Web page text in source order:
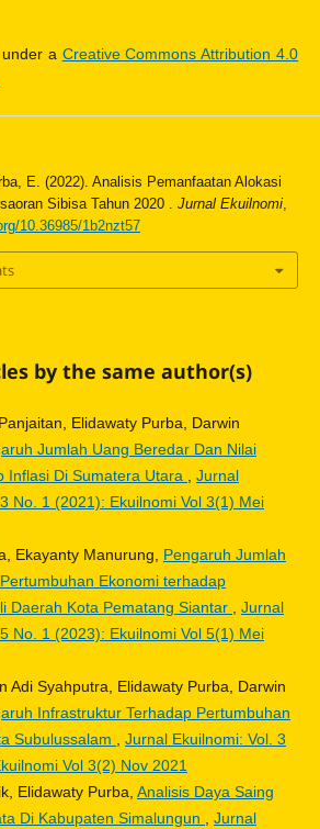
a Creative Commons Attribution 4.0
E. (2022). Analisis Pemanfaatan Alokasi
Sibisa Tahun 2020 . Jurnal Ekuilnomi,
10.36985/1b2nzt57
by the same author(s)
Elidawaty Purba, Darwin
Jumlah Uang Beredar Dan Nilai
Inflasi Di Sumatera Utara
Jurnal
No. 1 (2021): Ekuilnomi Vol 3(1) Mei
Ekayanty Manurung, Pengaruh Jumlah
Ekonomi terhadap
Daerah Kota Pematang Siantar
Jurnal
No. 1 (2023): Ekuilnomi Vol 5(1) Mei
Adi Syahputra, Elidawaty Purba, Darwin
Infrastruktur Terhadap Pertumbuhan
Subulussalam
Jurnal Ekuilnomi: Vol. 3
Vol 3(2) Nov 2021
Elidawaty Purba, Analisis Daya Saing
Di Kabupaten Simalungun
Jurnal